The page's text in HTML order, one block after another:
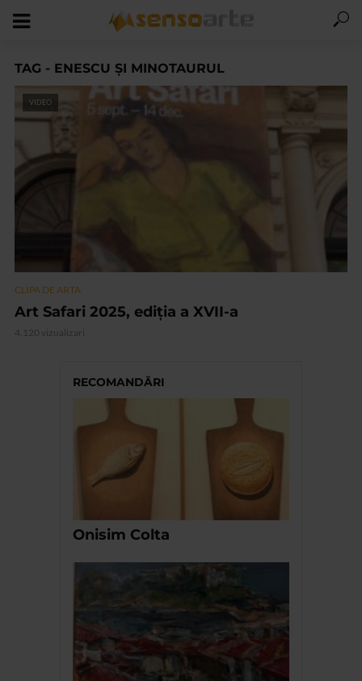
TAG - ENESCU ȘI MINOTAURUL
VIDEO
CLIPA DE ARTA
Art Safari 2025, ediția a XVII-a
4.120 vizualizari
RECOMANDĂRI
Onisim Colta